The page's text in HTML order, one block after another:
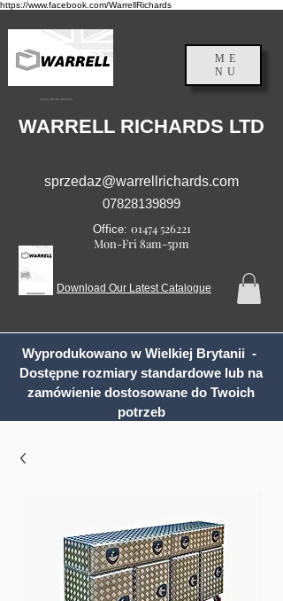
https://www.facebook.com/WarrellRichards
Anglia, Wielka Brytania
ME
NU
WARRELL RICHARDS LTD
sprzedaz@warrellrichards.com
07828139899
Office: 01474 526221
Mon-Fri 8am-5pm
Download Our Latest Catalogue
Wyprodukowano w Wielkiej Brytanii -
Dostępne rozmiary standardowe lub na
zamówienie dostosowane do Twoich
potrzeb